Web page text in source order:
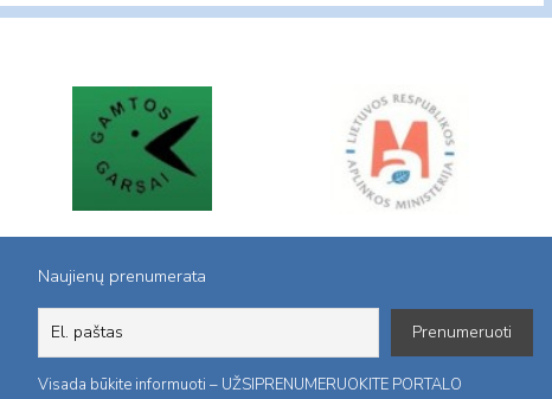
Naujienų prenumerata
Visada būkite informuoti – UŽSIPRENUMERUOKITE PORTALO